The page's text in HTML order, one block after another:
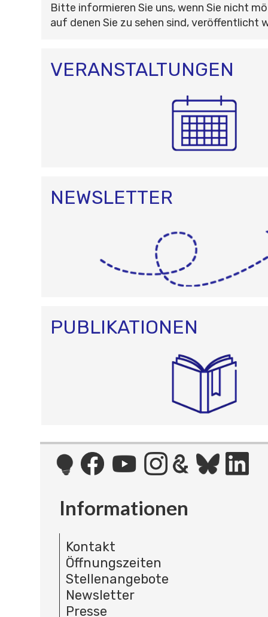
Bitte informieren Sie uns, wenn Sie nicht
auf denen Sie zu sehen sind, veröffentlicht
VERANSTALTUNGEN
NEWSLETTER
PUBLIKATIONEN
Informationen
Kontakt
Öffnungszeiten
Stellenangebote
Newsletter
Presse